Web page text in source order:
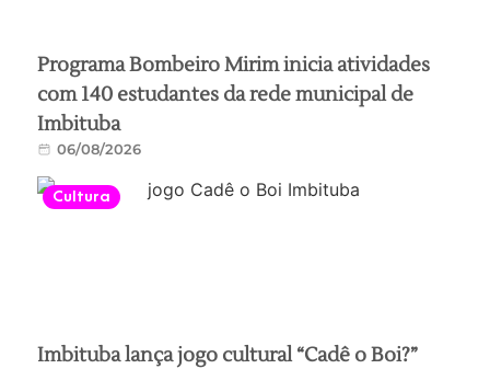
Programa Bombeiro Mirim inicia atividades
com 140 estudantes da rede municipal de
Imbituba
06/08/2026
Cultura
Imbituba lança jogo cultural “Cadê o Boi?”